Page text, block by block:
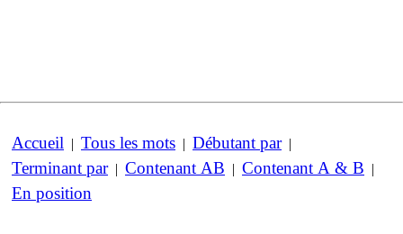
Accueil | Tous les mots | Débutant par|
Terminant par| Contenant AB | Contenant A & B |
En position